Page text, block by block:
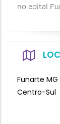
no edital
Funarte
Centro-Sul